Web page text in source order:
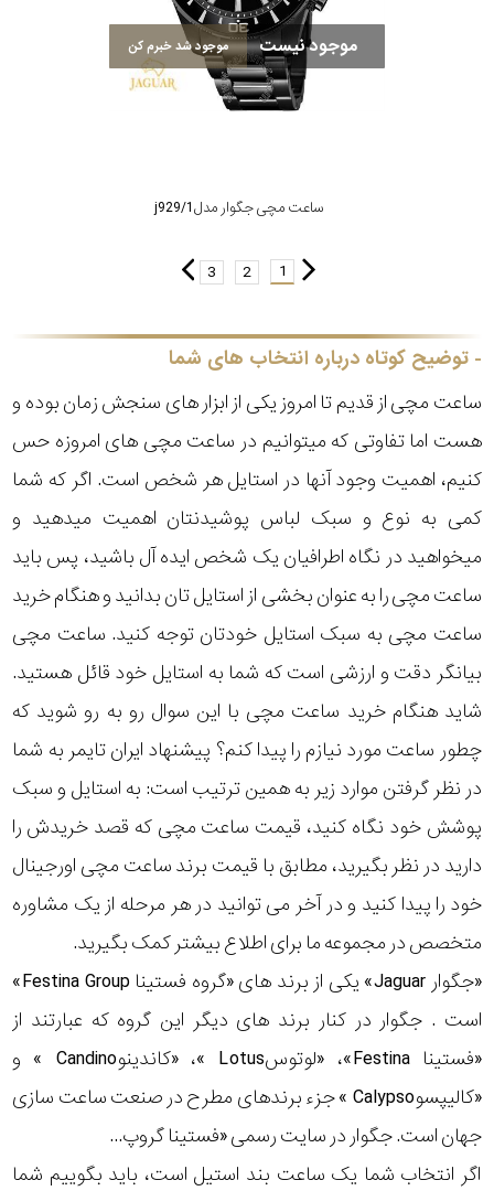
موجود نیست موجود شد خبرم کن
ساعت مچی جگوار مدل j929/1
1
2
3
توضیح کوتاه درباره انتخاب های شما
ساعت مچی از قدیم تا امروز یکی از ابزار های سنجش زمان بوده و
هست اما تفاوتی که میتوانیم در ساعت مچی های امروزه حس
کنیم، اهمیت وجود آنها در استایل هر شخص است. اگر که شما
کمی به نوع و سبک لباس پوشیدنتان اهمیت میدهید و
میخواهید در نگاه اطرافیان یک شخص ایده آل باشید، پس باید
ساعت مچی را به عنوان بخشی از استایل تان بدانید و هنگام خرید
ساعت مچی به سبک استایل خودتان توجه کنید. ساعت مچی
بیانگر دقت و ارزشی است که شما به استایل خود قائل هستید.
شاید هنگام خرید ساعت مچی با این سوال رو به رو شوید که
چطور ساعت مورد نیازم را پیدا کنم؟ پیشنهاد ایران تایمر به شما
در نظر گرفتن موارد زیر به همین ترتیب است: به استایل و سبک
پوشش خود نگاه کنید، قیمت ساعت مچی که قصد خریدش را
دارید در نظر بگیرید، مطابق با قیمت برند ساعت مچی اورجینال
خود را پیدا کنید و در آخر می توانید در هر مرحله از یک مشاوره
متخصص در مجموعه ما برای اطلاع بیشتر کمک بگیرید.
«جگوار Jaguar» یکی از برند های «گروه فستینا Festina Group»
است . جگوار در کنار برند های دیگر این گروه که عبارتند از
«فستینا Festina»، «لوتوسLotus »، «کاندینوCandino » و
«کالیپسوCalypso » جزء برندهای مطرح در صنعت ساعت سازی
جهان است. جگوار در سایت رسمی «فستینا گروپ...
اگر انتخاب شما یک ساعت بند استیل است، باید بگوییم شما